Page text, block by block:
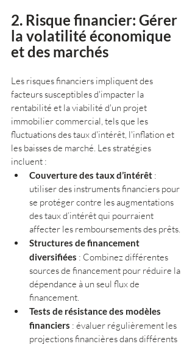
2. Risque financier: Gérer
la volatilité économique
et des marchés
Les risques financiers impliquent des
facteurs susceptibles d'impacter la
rentabilité et la viabilité d'un projet
immobilier commercial, tels que les
fluctuations des taux d'intérêt, l'inflation et
les baisses de marché. Les stratégies
incluent :
Couverture des taux d’intérêt :
utiliser des instruments financiers pour
se protéger contre les augmentations
des taux d’intérêt qui pourraient
affecter les remboursements des prêts.
Structures de financement
diversifiées : Combinez différentes
sources de financement pour réduire la
dépendance à un seul flux de
financement.
Tests de résistance des modèles
financiers : évaluer régulièrement les
projections financières dans différents